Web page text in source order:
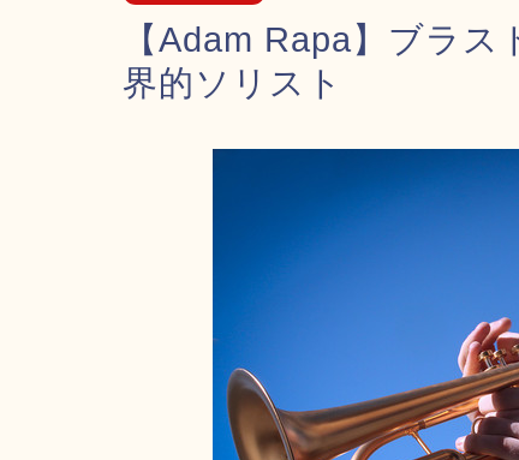
【Adam Rapa】ブラ
界的ソリスト